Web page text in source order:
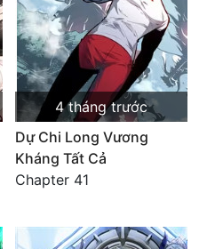
4 tháng trước
Dự Chi Long Vương
Kháng Tất Cả
Chapter 41